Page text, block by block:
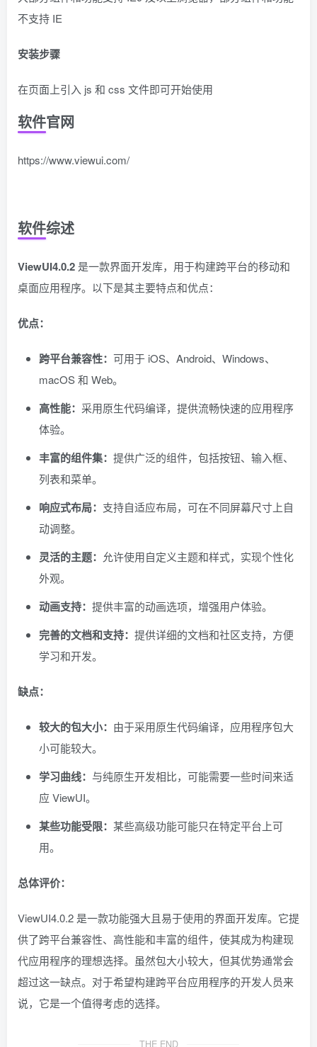
不支持 IE
安装步骤
在页面上引入 js 和 css 文件即可开始使用
软件官网
https://www.viewui.com/
软件综述
ViewUI4.0.2 是一款界面开发库，用于构建跨平台的移动和
桌面应用程序。以下是其主要特点和优点：
优点：
跨平台兼容性： 可用于 iOS、Android、Windows、
macOS 和 Web。
高性能： 采用原生代码编译，提供流畅快速的应用程序
体验。
丰富的组件集： 提供广泛的组件，包括按钮、输入框、
列表和菜单。
响应式布局： 支持自适应布局，可在不同屏幕尺寸上自
动调整。
灵活的主题： 允许使用自定义主题和样式，实现个性化
外观。
动画支持： 提供丰富的动画选项，增强用户体验。
完善的文档和支持： 提供详细的文档和社区支持，方便
学习和开发。
缺点：
较大的包大小： 由于采用原生代码编译，应用程序包大
小可能较大。
学习曲线： 与纯原生开发相比，可能需要一些时间来适
应 ViewUI。
某些功能受限： 某些高级功能可能只在特定平台上可
用。
总体评价：
ViewUI4.0.2 是一款功能强大且易于使用的界面开发库。它提
供了跨平台兼容性、高性能和丰富的组件，使其成为构建现
代应用程序的理想选择。虽然包大小较大，但其优势通常会
超过这一缺点。对于希望构建跨平台应用程序的开发人员来
说，它是一个值得考虑的选择。
THE END